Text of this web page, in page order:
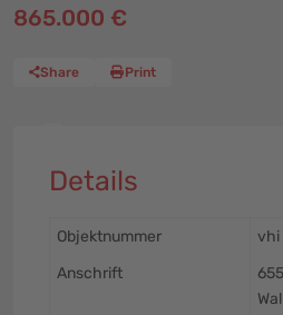
865.000 €
Share Print
Details
Objektnummer
vhi
Anschrift